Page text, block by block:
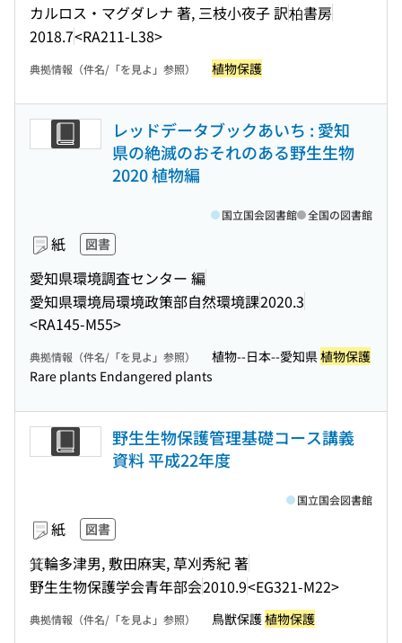
カルロス・マグダレナ 著, 三枝小夜子 訳柏書房
2018.7<RA211-L38>
典拠情報（件名/「を見よ」参照） 植物保護
レッドデータブックあいち : 愛知
県の絶滅のおそれのある野生生物
2020 植物編
紙 図書
愛知県環境調査センター 編
愛知県環境局環境政策部自然環境課2020.3
<RA145-M55>
国立国会図書館 全国の図書館
典拠情報（件名/「を見よ」参照） 植物--日本--愛知県植物保護
Rare plants Endangered plants
野生生物保護管理基礎コース講義
資料 平成22年度
紙 図書
箕輪多津男, 敷田麻実, 草刈秀紀 著
野生生物保護学会青年部会2010.9<EG321-M22>
国立国会図書館
典拠情報（件名/「を見よ」参照） 鳥獣保護植物保護